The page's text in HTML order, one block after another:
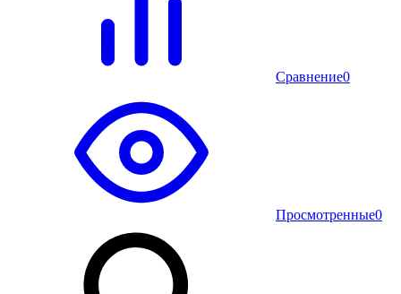
Сравнение0
Просмотренные0